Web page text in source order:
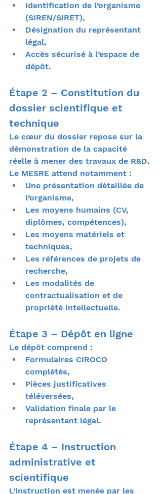
Identification de l’organisme
(SIREN/SIRET),
Désignation du représentant
légal,
Accès sécurisé à l’espace de
dépôt.
Étape 2 – Constitution du
dossier scientifique et
technique
Le cœur du dossier repose sur la
démonstration de la capacité
réelle à mener des travaux de R&D.
Le MESRE attend notamment :
Une présentation détaillée de
l’organisme,
Les moyens humains (CV,
diplômes, compétences),
Les moyens matériels et
techniques,
Les références de projets de
recherche,
Les modalités de
contractualisation et de
propriété intellectuelle.
Étape 3 – Dépôt en ligne
Le dépôt comprend :
Formulaires CIROCO
complétés,
Pièces justificatives
téléversées,
Validation finale par le
représentant légal.
Étape 4 – Instruction
administrative et
scientifique
L’instruction est menée par les